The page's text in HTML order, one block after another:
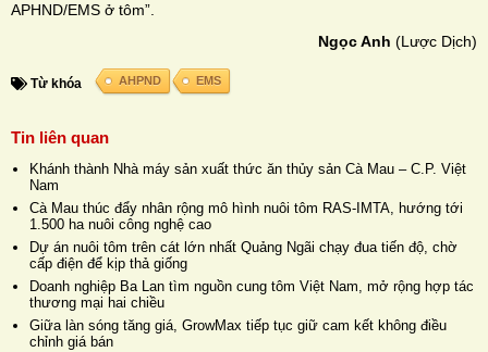
APHND/EMS ở tôm”.
Ngọc Anh (Lược Dịch)
Từ khóa AHPND EMS
Tin liên quan
Khánh thành Nhà máy sản xuất thức ăn thủy sản Cà Mau – C.P. Việt
Nam
Cà Mau thúc đẩy nhân rộng mô hình nuôi tôm RAS-IMTA, hướng tới
1.500 ha nuôi công nghệ cao
Dự án nuôi tôm trên cát lớn nhất Quảng Ngãi chạy đua tiến độ, chờ
cấp điện để kịp thả giống
Doanh nghiệp Ba Lan tìm nguồn cung tôm Việt Nam, mở rộng hợp tác
thương mại hai chiều
Giữa làn sóng tăng giá, GrowMax tiếp tục giữ cam kết không điều
chỉnh giá bán